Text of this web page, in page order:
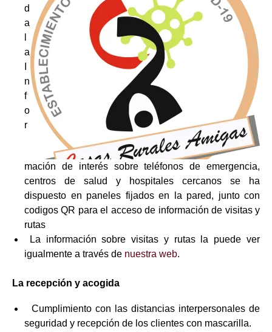
d
a
a
n
f
o
r
mación de interés sobre teléfonos de emergencia,
centros de salud y hospitales cercanos se ha
dispuesto en paneles fijados en la pared, junto con
codigos QR para el acceso de información de visitas y
rutas
La información sobre visitas y rutas la puede ver
igualmente a través de nuestra web.
La recepción y acogida
Cumplimiento con las distancias interpersonales de
seguridad y recepción de los clientes con mascarilla.